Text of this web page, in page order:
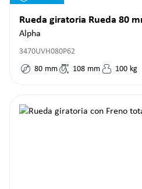
Rueda giratoria Rueda 80
Alpha
3470UVH080P62
80 mm 108 mm 100 kg